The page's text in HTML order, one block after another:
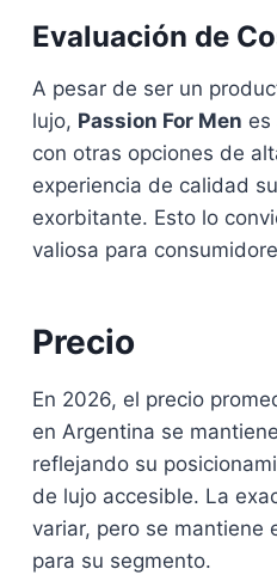
Evaluación de
A pesar de ser un
lujo, Passion For Men es
con otras opciones de
experiencia de calidad
exorbitante. Esto lo
valiosa para
Precio
En 2026, el precio
en Argentina se
reflejando su
de lujo accesible. La
variar, pero se mantiene
para su segmento.